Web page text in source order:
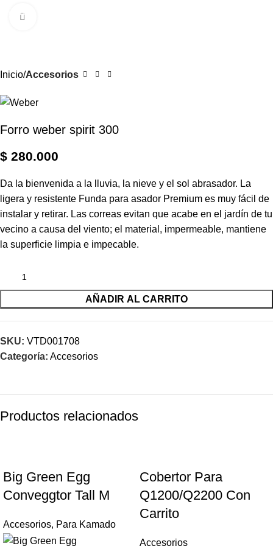
Menú
Inicio Accesorios
Forro weber spirit 300
$ 280.000
Da la bienvenida a la lluvia, la nieve y el sol abrasador. La
ligera y resistente Funda para asador Premium es muy fácil de
instalar y retirar. Las correas evitan que acabe en el jardín de tu
vecino a causa del viento; el material, impermeable, mantiene
la superficie limpia e impecable.
AÑADIR AL CARRITO
SKU: VTD001708
Categoría: Accesorios
Productos relacionados
Big Green Egg
Conveggtor Tall M
Accesorios, Para Kamado
Cobertor Para
Q1200/Q2200 Con
Carrito
Accesorios